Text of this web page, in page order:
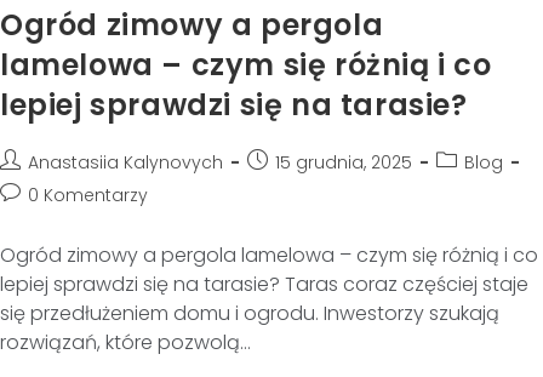
Ogród zimowy a pergola
lamelowa – czym się różnią i co
lepiej sprawdzi się na tarasie?
Anastasiia Kalynovych 15 grudnia, 2025
Blog
0 Komentarzy
Ogród zimowy a pergola lamelowa – czym się różnią i co
lepiej sprawdzi się na tarasie? Taras coraz częściej staje
się przedłużeniem domu i ogrodu. Inwestorzy szukają
rozwiązań, które pozwolą…